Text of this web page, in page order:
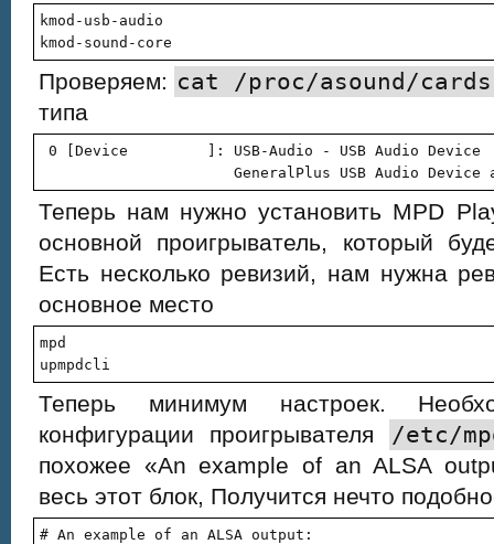
kmod-usb-audio
kmod-sound-core
Проверяем: cat /proc/asound/cards
типа
0 [Device         ]: USB-Audio - USB Audio Device
Теперь нам нужно установить MPD
основной проигрыватель, который
Есть несколько ревизий, нам нужна
основное место
mpd
upmpdcli
Теперь минимум настроек.
конфигурации проигрывателя
/etc/
похожее «An example of an ALSA
весь этот блок, Получится нечто
# An example of an ALSA output: